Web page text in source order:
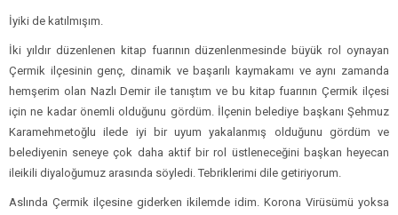
YAZARLAR
Sağlık & Yaşam
Kültür & Sanat
EĞİTİM
İyiki de katılmışım.
İki yıldır düzenlenen kitap fuarının düzenlenmesinde büyük rol oynayan
Çermik ilçesinin genç, dinamik ve başarılı kaymakamı ve aynı zamanda
hemşerim olan Nazlı Demir ile tanıştım ve bu kitap fuarının Çermik ilçesi
için ne kadar önemli olduğunu gördüm. İlçenin belediye başkanı Şehmuz
Karamehmetoğlu ilede iyi bir uyum yakalanmış olduğunu gördüm ve
belediyenin seneye çok daha aktif bir rol üstleneceğini başkan heyecan
ileikili diyaloğumuz arasında söyledi. Tebriklerimi dile getiriyorum.
Aslında Çermik ilçesine giderken ikilemde idim. Korona Virüsümü yoksa